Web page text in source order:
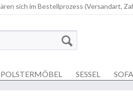
sich im Bestellprozess (Versandart,
POLSTERMÖBEL SESSEL